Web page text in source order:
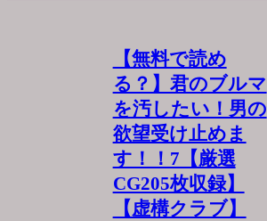
【無料で読め
る？】君のブルマ
を汚したい！男の
欲望受け止めま
す！！7【厳選
CG205枚収録】
【虚構クラブ】